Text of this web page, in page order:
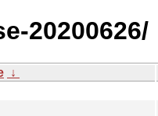
20200626/
↓